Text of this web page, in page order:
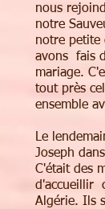
nous
notre
notre petite
avons fais
mariage.
tout près
ensemble
Le
Joseph
C'était des
d'accueillir
Algérie. Ils